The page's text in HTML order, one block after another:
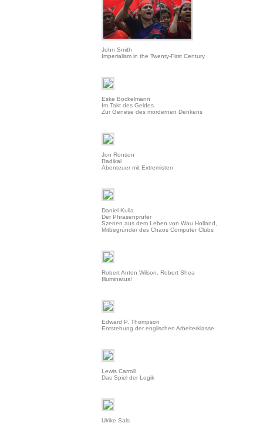
John Smith
Imperialism in the Twenty-First Century
Eske Bockelmann
Im Takt des Geldes
Zur Genese des mordernen Denkens
Jon Ronson
Radikal
Abenteuer mit Extremisten
Daniel Kulla
Der Phrasenprüfer
Szenen aus dem Leben von Wau Holland,
Mitbegründer des Chaos Computer Clubs
Robert Anton Wilson, Robert Shea
Illuminatus!
Edward P. Thompson
Entstehung der englischen Arbeiterklasse
Lewis Carroll
Das Spiel der Logik
Ulrike Sals